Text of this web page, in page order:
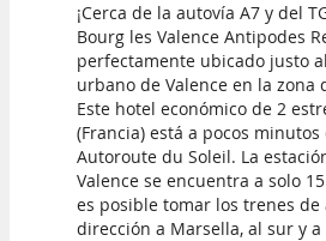
¡Cerca de la autovía A7 y del
Bourg les Valence Antipodes
perfectamente ubicado justo
urbano de Valence en la zona
Este hotel económico de 2
(Francia) está a pocos minutos
Autoroute du Soleil. La
Valence se encuentra a solo
es posible tomar los trenes de
dirección a Marsella, al sur y a